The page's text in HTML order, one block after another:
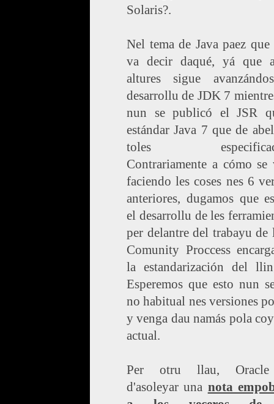
Solaris?.
Nel tema de Java paez que
va decir daqué, yá que
altures sigue
desarrollu de JDK 7
nun se publicó el JSR
estándar Java 7 que de
toles
Contrariamente a cómo se
faciendo les coses nes 6
anteriores, dugamos que
el desarrollu de les
per delantre del trabayu de
Comunity Proccess
la estandarización del
Esperemos que esto nun
no habitual nes versiones
y venga dau namás pola
actual.
Per otru llau,
d'asoleyar una nota